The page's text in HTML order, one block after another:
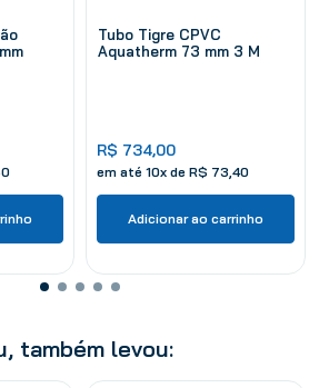
Tubo Tigre CPVC
Aquatherm 73 mm 3 M
R$ 734,00
em até 10x de R$ 73 40
Adicionar ao carrinho
também levou: